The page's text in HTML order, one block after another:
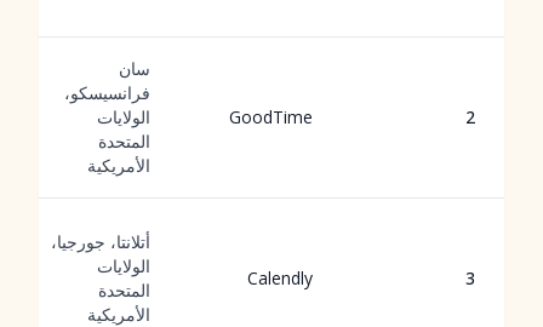
2
GoodTime
سان
فرانسيسكو،
الولايات
المتحدة
الأمريكية
3
Calendly
أتلانتا، جورجيا،
الولايات
المتحدة
الأمريكية